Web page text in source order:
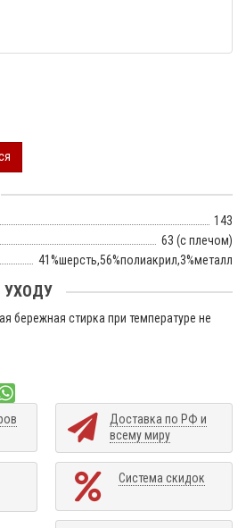
143
63 (с плечом)
41%шерсть,56%полиакрил,3%металл
УХОДУ
бережная стирка при температуре не
Доставка по РФ и
всему миру
Система скидок